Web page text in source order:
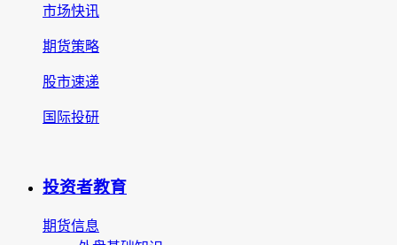
市场快讯
期货策略
股市速递
国际投研
投资者教育
期货信息